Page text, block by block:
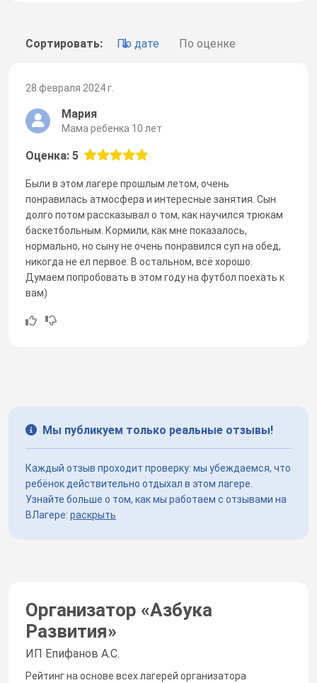
Сортировать: По дате По оценке
28 февраля 2024 г.
Мария
Мама ребенка 10 лет
Оценка: 5
Были в этом лагере прошлым летом, очень
понравилась атмосфера и интересные занятия. Сын
долго потом рассказывал о том, как научился трюкам
баскетбольным. Кормили, как мне показалось,
нормально, но сыну не очень понравился суп на обед,
никогда не ел первое. В остальном, всё хорошо.
Думаем попробовать в этом году на футбол поехать к
вам)
Мы публикуем только реальные отзывы!
Каждый отзыв проходит проверку: мы убеждаемся, что
ребёнок действительно отдыхал в этом лагере.
Узнайте больше о том, как мы работаем с отзывами на
ВЛагере: раскрыть
Организатор «Азбука
Развития»
ИП Епифанов А.С.
Рейтинг на основе всех лагерей организатора